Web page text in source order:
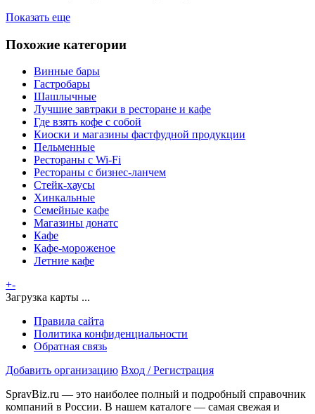
Показать еще
Похожие категории
Винные бары
Гастробары
Шашлычные
Лучшие завтраки в ресторане и кафе
Где взять кофе с собой
Киоски и магазины фастфудной продукции
Пельменные
Рестораны с Wi-Fi
Рестораны с бизнес-ланчем
Стейк-хаусы
Хинкальные
Семейные кафе
Магазины донатс
Кафе
Кафе-мороженое
Летние кафе
+-
Загрузка карты ...
Правила сайта
Политика конфиденциальности
Обратная связь
Добавить организацию Вход / Регистрация
SpravBiz.ru — это наиболее полный и подробный справочник
компаний в России. В нашем каталоге — самая свежая и